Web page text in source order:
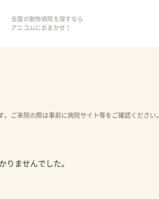
全国の動物病院を探すなら
アニコムにおまかせ！
ご来院の際は事前に病院サイト等をご確認ください。
りませんでした。